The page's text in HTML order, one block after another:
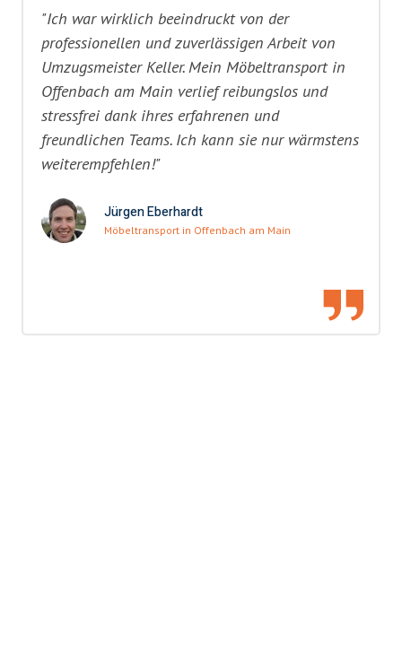
"Ich war wirklich beeindruckt von der
professionellen und zuverlässigen Arbeit von
Umzugsmeister Keller. Mein Möbeltransport in
Offenbach am Main verlief reibungslos und
stressfrei dank ihres erfahrenen und
freundlichen Teams. Ich kann sie nur wärmstens
weiterempfehlen!"
Jürgen Eberhardt
Möbeltransport in Offenbach am Main